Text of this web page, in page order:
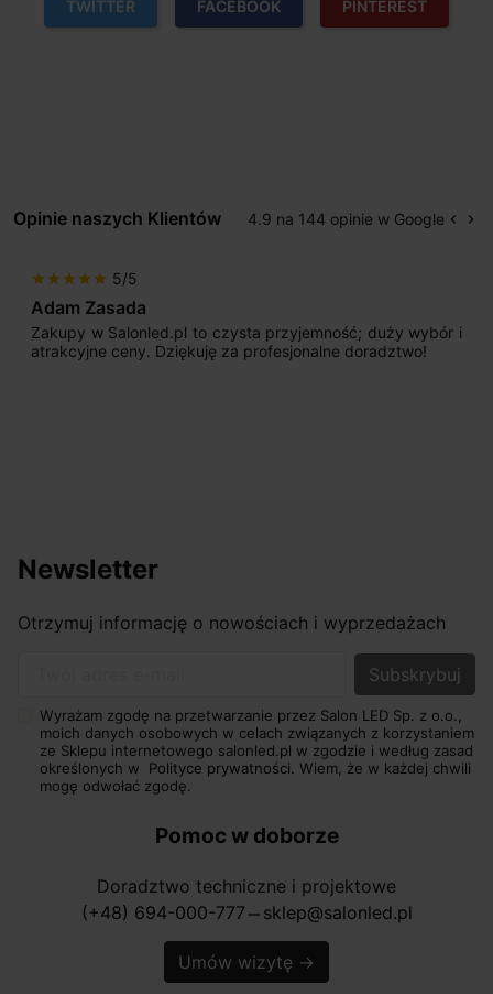
TWITTER FACEBOOK PINTEREST
Opinie naszych Klientów 4.9 na 144 opinie w Google keyboard_arrow_left keyboard_arrow_right
star star star star star 5/5
Adam Zasada
Zakupy w Salonled.pl to czysta przyjemność; duży wybór i
atrakcyjne ceny. Dziękuję za profesjonalne doradztwo!
Newsletter
Otrzymuj informację o nowościach i wyprzedażach
Wyrażam zgodę na przetwarzanie przez Salon LED Sp. z o.o.,
moich danych osobowych w celach związanych z korzystaniem
ze Sklepu internetowego salonled.pl w zgodzie i według zasad
określonych w Polityce prywatności. Wiem, że w każdej chwili
mogę odwołać zgodę.
Pomoc w doborze
Doradztwo techniczne i projektowe
(+48) 694-000-777 horizontal_rule sklep@salonled.pl
Umów wizytę →